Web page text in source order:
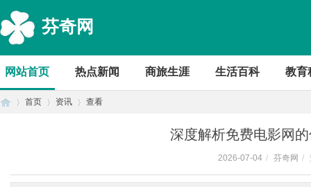
芬奇网
网站首页 热点新闻 商旅生涯 生活百科 教育
首页 资讯 查看
深度解析免费电影网
2026-07-04 / 芬奇网 /